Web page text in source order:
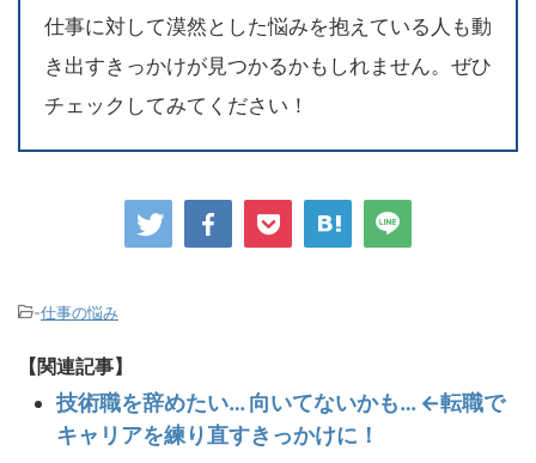
仕事に対して漠然とした悩みを抱えている人も動
き出すきっかけが見つかるかもしれません。ぜひ
チェックしてみてください！
-仕事の悩み
【関連記事】
技術職を辞めたい… 向いてないかも… ←転職で
キャリアを練り直すきっかけに！